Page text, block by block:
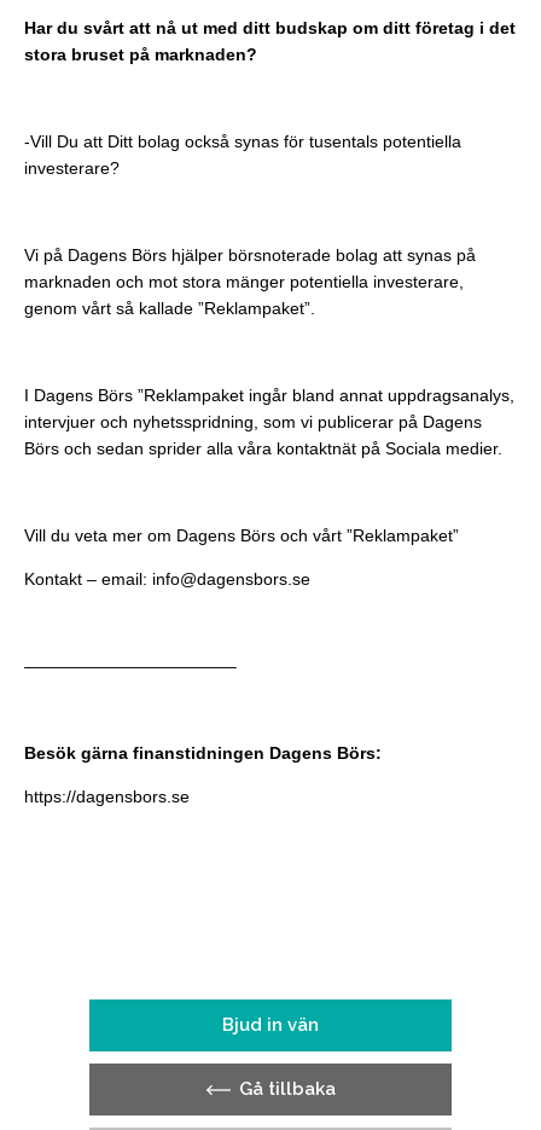
Har du svårt att nå ut med ditt budskap om ditt företag i det
stora bruset på marknaden?
-Vill Du att Ditt bolag också synas för tusentals potentiella
investerare?
Vi på Dagens Börs hjälper börsnoterade bolag att synas på
marknaden och mot stora mänger potentiella investerare,
genom vårt så kallade ”Reklampaket”.
I Dagens Börs ”Reklampaket ingår bland annat uppdragsanalys,
intervjuer och nyhetsspridning, som vi publicerar på Dagens
Börs och sedan sprider alla våra kontaktnät på Sociala medier.
Vill du veta mer om Dagens Börs och vårt ”Reklampaket”
Kontakt – email: info@dagensbors.se
————————————–
Besök gärna finanstidningen Dagens Börs:
https://dagensbors.se
Gå tillbaka
Bjud in vän